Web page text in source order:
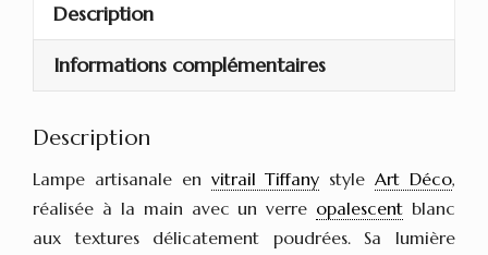
style
Art
1921
Description
Informations complémentaires
Description
Lampe artisanale en vitrail Tiffany styleArt Déco,
réalisée à la main avec un verre opalescent blanc
aux textures délicatement poudrées. Sa lumière